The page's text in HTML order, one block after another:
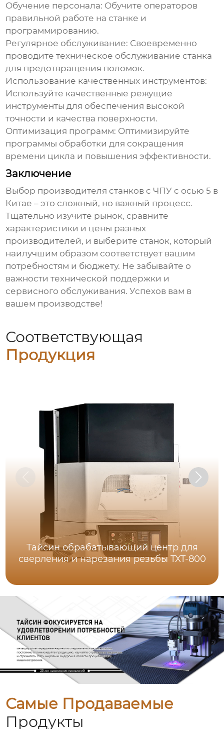
Обучение персонала: Обучите операторов
правильной работе на станке и
программированию.
Регулярное обслуживание: Своевременно
проводите техническое обслуживание станка
для предотвращения поломок.
Использование качественных инструментов:
Используйте качественные режущие
инструменты для обеспечения высокой
точности и качества поверхности.
Оптимизация программ: Оптимизируйте
программы обработки для сокращения
времени цикла и повышения эффективности.
Заключение
Выбор производителя станков с ЧПУ с осью 5 в
Китае – это сложный, но важный процесс.
Тщательно изучите рынок, сравните
характеристики и цены разных
производителей, и выберите станок, который
наилучшим образом соответствует вашим
потребностям и бюджету. Не забывайте о
важности технической поддержки и
сервисного обслуживания. Успехов вам в
вашем производстве!
Соответствующая
Продукция
Тайсин обрабатывающий центр для
сверления и нарезания резьбы TXT-800
Самые Продаваемые
Продукты